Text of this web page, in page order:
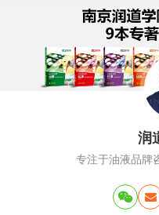
标侵
润
专注于油液品牌